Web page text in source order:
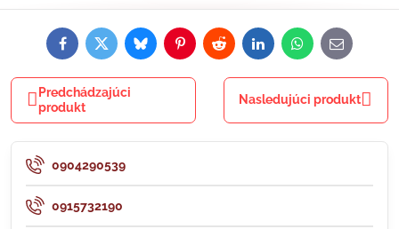
FacebookTwitterBlueskyPinterestRedditLinkedInWhatsApp
E-
mail
Predchádzajúci
produkt
Nasledujúci produkt
0904290539
0915732190